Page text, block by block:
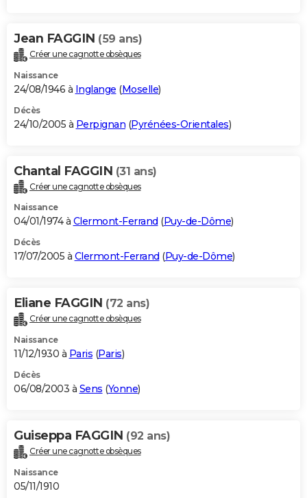
Jean FAGGIN (59 ans)
Créer une cagnotte obsèques
Naissance
24/08/1946 à Inglange (Moselle)
Décès
24/10/2005 à Perpignan (Pyrénées-Orientales)
Chantal FAGGIN (31 ans)
Créer une cagnotte obsèques
Naissance
04/01/1974 à Clermont-Ferrand (Puy-de-Dôme)
Décès
17/07/2005 à Clermont-Ferrand (Puy-de-Dôme)
Eliane FAGGIN (72 ans)
Créer une cagnotte obsèques
Naissance
11/12/1930 à Paris (Paris)
Décès
06/08/2003 à Sens (Yonne)
Guiseppa FAGGIN (92 ans)
Créer une cagnotte obsèques
Naissance
05/11/1910